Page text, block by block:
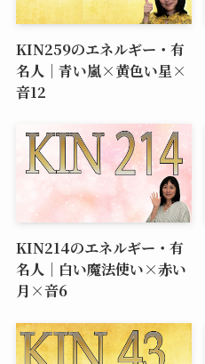
KIN259のエネルギー・有
名人｜青い嵐×黄色い星×
音12
KIN214のエネルギー・有
名人｜白い魔法使い×赤い
月×音6